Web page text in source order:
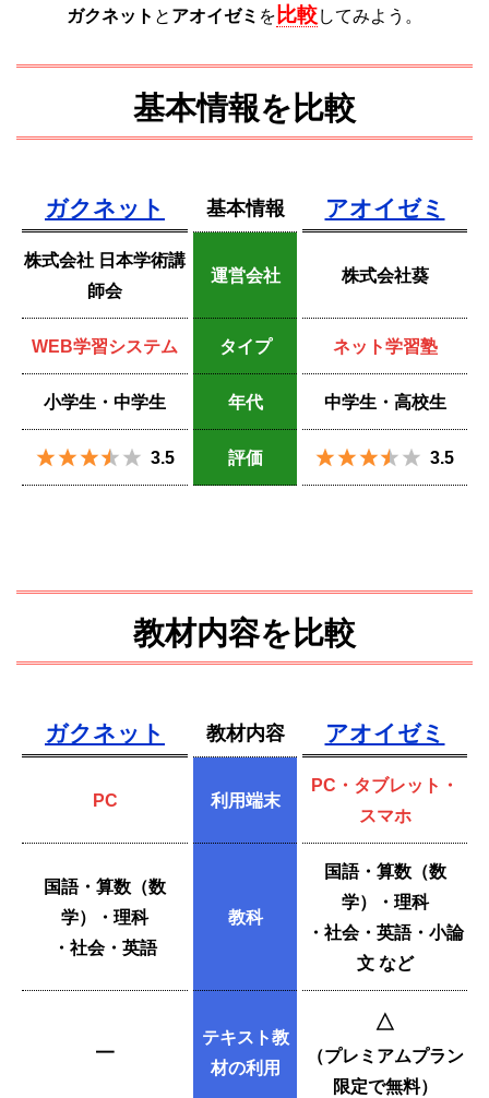
ガクネット と アオイゼミ を 比較してみよう。
基本情報を比較
ガクネット 基本情報 アオイゼミ
株式会社 日本学術講
師会
運営会社 株式会社葵
WEB学習システム タイプ ネット学習塾
小学生・中学生 年代 中学生・高校生
3.5 評価 3.5
教材内容を比較
ガクネット 教材内容 アオイゼミ
PC 利用端末
PC・タブレット・
スマホ
国語・算数（数
学）・理科
・社会・英語
教科
国語・算数（数
学）・理科
・社会・英語・小論
文 など
━
テキスト教
材の利用
△
（プレミアムプラン
限定で無料）